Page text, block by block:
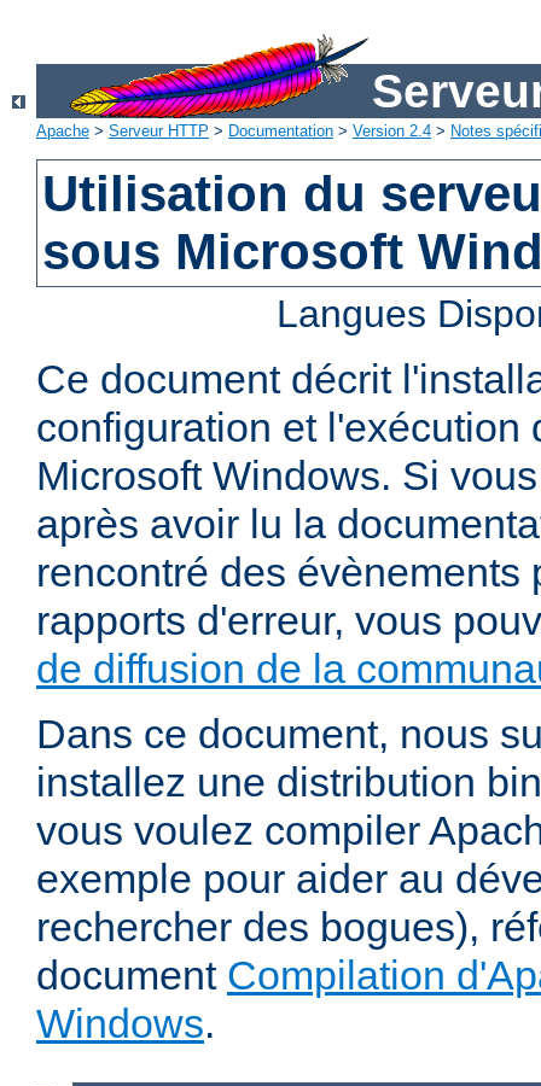
Apache > Serveur HTTP > Documentation > Version 2.4 > Notes
Utilisation du
sous Microsoft
Langues
Ce document décrit
configuration et l'exécution
Microsoft Windows. Si
après avoir lu la
rencontré des évènements
rapports d'erreur, vous
de diffusion de la
Dans ce document, nous
installez une distribution
vous voulez compiler
exemple pour aider au
rechercher des bogues),
document Compilation
Windows.